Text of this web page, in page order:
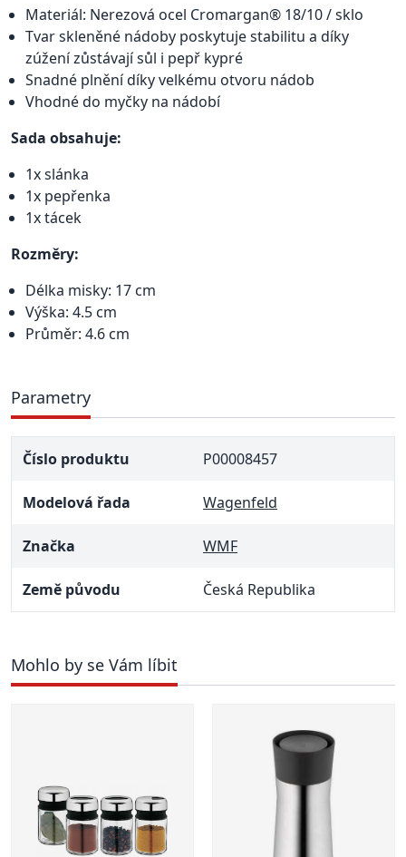
Materiál: Nerezová ocel Cromargan® 18/10 / sklo
Tvar skleněné nádoby poskytuje stabilitu a díky
zúžení zůstávají sůl i pepř kypré
Snadné plnění díky velkému otvoru nádob
Vhodné do myčky na nádobí
Sada obsahuje:
1x slánka
1x pepřenka
1x tácek
Rozměry:
Délka misky: 17 cm
Výška: 4.5 cm
Průměr: 4.6 cm
Parametry
Číslo produktu P00008457
Modelová řada Wagenfeld
Značka WMF
Země původu Česká Republika
Mohlo by se Vám líbit